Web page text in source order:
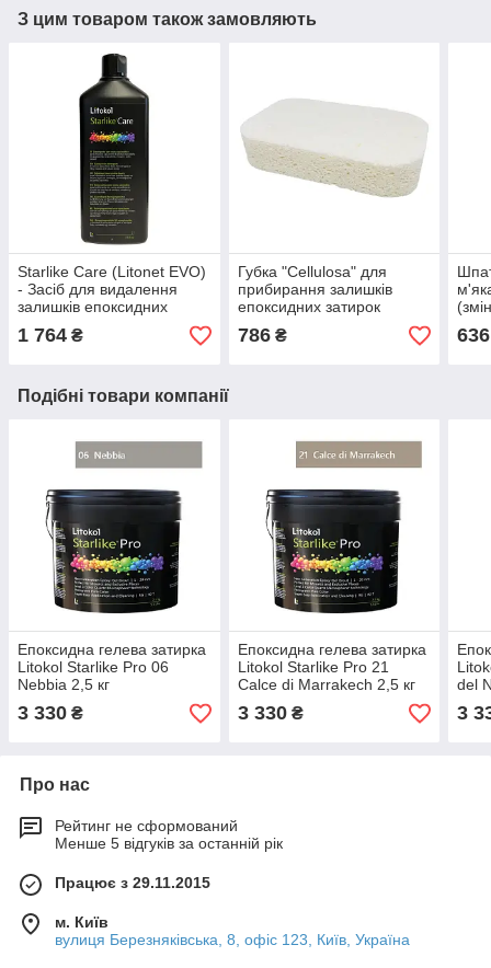
З цим товаром також замовляють
Starlike Care (Litonet EVO)
- Засіб для видалення
залишків епоксидних
затирок Флакон 1 л
1 764 ₴
Губка "Cellulosa" для
прибирання залишків
епоксидних затирок
786₴ 636
Подібні товари компанії
Епоксидна гелева затирка
Litokol Starlike Pro 06
Nebbia 2,5 кг
3 330 ₴
Епоксидна гелева затирка
Litokol Starlike Pro 21
Calce di Marrakech 2,5 кг
3 330₴
del
3
Про нас
Рейтинг не сформований
Менше 5 відгуків за останній рік
Працює з 29.11.2015
м. Київ
вулиця Березняківська, 8, офіс 123, Київ, Україна